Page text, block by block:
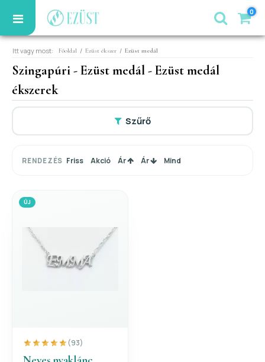
0
Itt vagy most: Főoldal / Ezüst ékszer / Ezüst medál
Szingapúri - Ezüst medál - Ezüst medál
ékszerek
Szűrő
RENDEZÉS Friss Akció Ár Ár Mind
ÚJ
(93)